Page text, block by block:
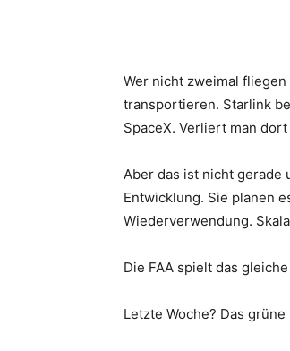
Wer nicht zweimal
transportieren. Starlink
SpaceX. Verliert man
Aber das ist nicht gerade
Entwicklung. Sie planen
Wiederverwendung.
Die FAA spielt das
Letzte Woche? Das